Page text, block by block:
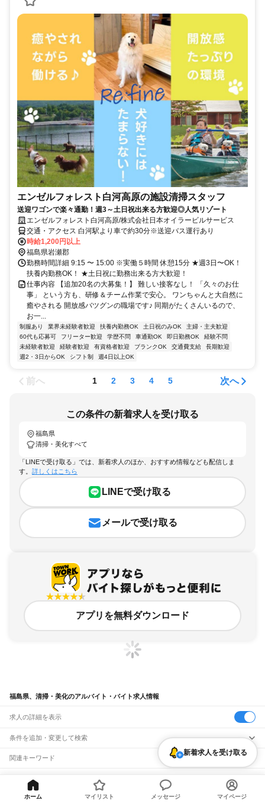
エンゼルフォレスト白河高原の施設清掃スタッフ
送迎ワゴンで楽々通勤！週3～土日祝出来る方歓迎◎人気リゾート
エンゼルフォレスト白河高原/株式会社日本オイラービルサービス
交通・アクセス 白河駅より車で約30分※送迎バス運行あり
時給1,200円以上
福島県岩瀬郡
勤務時間詳細 9:15 〜 15:00 ※実働５時間 休憩15分 ★週3日〜OK！
扶養内勤務OK！ ★土日祝に勤務出来る方大歓迎！
仕事内容 【追加20名の大募集！】 難しい接客なし！ 「久々のお仕
事」 という方も、研修＆チーム作業で安心。 ワンちゃんと大自然に
癒やされる 開放感バツグンの職場です♪ 同期がたくさんいるので、
お一...
制服あり 業界未経験者歓迎 扶養内勤務OK 土日祝のみOK
主婦・主夫歓迎
60代も応募可
フリーター歓迎 学歴不問 車通勤OK 即日勤務OK
経験不問
未経験者歓迎
経験者歓迎 有資格者歓迎 ブランクOK 交通費支給
長期歓迎
週2・3日からOK
シフト制 週4日以上OK
前へ 1 2 3 4 5 次へ
この条件の新着求人を受け取る
福島県
清掃・美化すべて
「LINEで受け取る」では、新着求人のほか、おすすめ情報なども配信しま
す。 詳しくはこちら
LINEで受け取る
メールで受け取る
アプリを無料ダウンロード
福島県、清掃・美化のアルバイト・バイト求人情報
求人の詳細を表示
条件を追加・変更して検索
市区町村を追加・変更
福島県すべて
福島市
郡山市いわき市 須賀川市 喜多方市
二本松市
駅を追加・変更
JR東北本線(黒磯～利府・盛岡)
職種を追加・変更
関連キーワード
福島県 ビル清掃
福島県 浴場清掃
バイトTOP 清掃・美化のアルバイト・バイト・求人
新着求人を受け取る
ホーム マイリスト メッセージ マイページ